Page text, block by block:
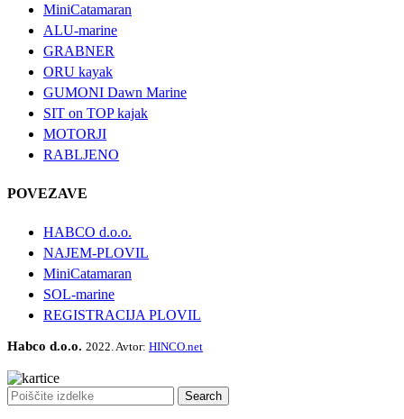
MiniCatamaran
ALU-marine
GRABNER
ORU kayak
GUMONI Dawn Marine
SIT on TOP kajak
MOTORJI
RABLJENO
POVEZAVE
HABCO d.o.o.
NAJEM-PLOVIL
MiniCatamaran
SOL-marine
REGISTRACIJA PLOVIL
Habco d.o.o. 2022. Avtor: HINCO.net
Search